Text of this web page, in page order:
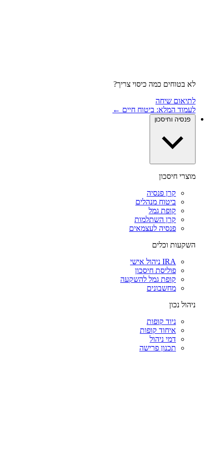
לא בטוחים כמה כיסוי צריך?
לתיאום שיחה
לעמוד המלא: ביטוח חיים ←
פנסיה וחיסכון
מוצרי חיסכון
קרן פנסיה
ביטוח מנהלים
קופת גמל
קרן השתלמות
פנסיה לעצמאים
השקעות וכלים
IRA ניהול אישי
פוליסת חיסכון
קופת גמל להשקעה
מחשבונים
ניהול נכון
ניוד קופות
איחוד קופות
דמי ניהול
תכנון פרישה